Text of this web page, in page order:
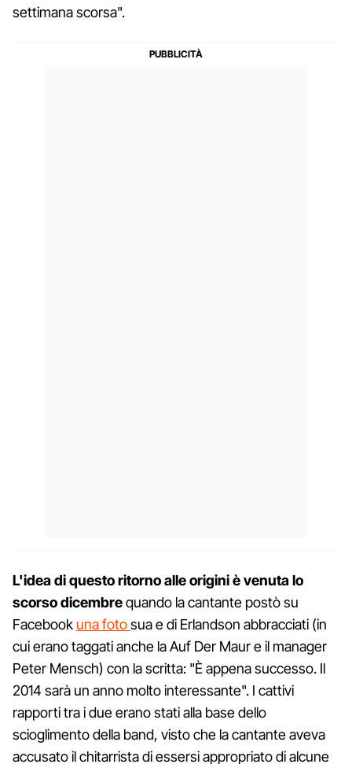
settimana scorsa".
L'idea di questo ritorno alle origini è venuta lo
scorso dicembrequando la cantante postò su
Facebook una fotosua e di Erlandson abbracciati (in
cui erano taggati anche la Auf Der Maur e il manager
Peter Mensch) con la scritta: "È appena successo. Il
2014 sarà un anno molto interessante". I cattivi
rapporti tra i due erano stati alla base dello
scioglimento della band, visto che la cantante aveva
accusato il chitarrista di essersi appropriato di alcune